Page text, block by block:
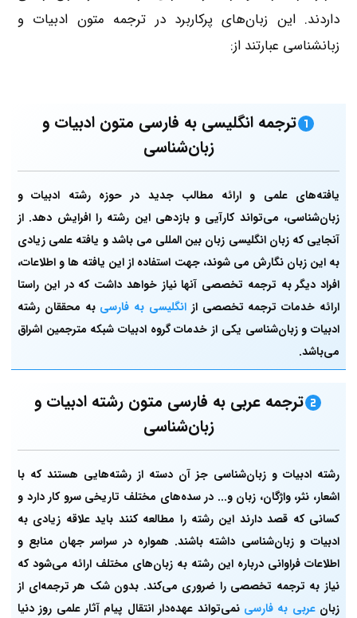
داردند. این زبان‌های پرکاربرد در ترجمه متون ادبیات و
زبانشناسی عبارتند از:
ترجمه انگلیسی به فارسی متون ادبیات و
زبان‌شناسی
یافته‌های علمی و ارائه مطالب جدید در حوزه رشته ادبیات و
زبان‌‌شناسی، می‌تواند کارآیی و بازدهی این رشته را افرایش دهد. از
آنجایی که زبان انگلیسی زبان بین المللی می باشد و یافته علمی زیادی
به این زبان نگارش می شوند، جهت استفاده از این یافته ها و اطلاعات،
افراد دیگر به ترجمه تخصصی آنها نیاز خواهد داشت که در این راستا
ارائه خدمات ترجمه تخصصی از انگلیسی به فارسیبه محققان رشته
ادبیات و زبان‌شناسی یکی از خدمات گروه ادبیات شبکه مترجمین اشراق
می‌باشد.
ترجمه عربی به فارسی متون رشته ادبیات و
زبان‌شناسی
رشته ادبیات و زبان‌شناسی جز آن دسته از رشته‌هایی هستند که با
اشعار، نثر، واژگان، زبان و... در سده‌‌های مختلف تاریخی سرو کار دارد و
کسانی که قصد دارند این رشته را مطالعه کنند باید علاقه زیادی به
ادبیات و زبان‌‌شناسی داشته باشند. همواره در سراسر جهان منابع و
اطلاعات فراوانی درباره این رشته به زبان‌های مختلف ارائه می‌شود که
نیاز به ترجمه تخصصی را ضروری می‌کند. بدون‌ شک هر ترجمه‌ای از
زبانعربی به فارسی نمی‌تواند عهده‌دار انتقال پیام آثار علمی روز دنیا